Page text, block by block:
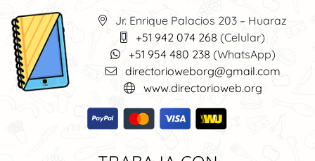
Jr. Enrique Palacios 203 – Huaraz
+51 942 074 268 (Celular)
+51 954 480 238 (WhatsApp)
directorioweborg@gmail.com
www.directorioweb.org